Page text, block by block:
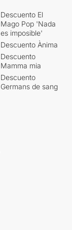
Descuento El
Mago Pop 'Nada
es imposible'
Descuento Ànima
Descuento
Mamma mia
Descuento
Germans de sang